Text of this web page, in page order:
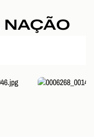
NAÇÃO